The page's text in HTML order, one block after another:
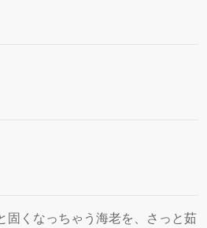
固くなっちゃう海老を、さっと茹